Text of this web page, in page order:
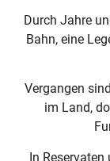
Durch Jahre
Bahn, eine
Vergangen
im Land,
In